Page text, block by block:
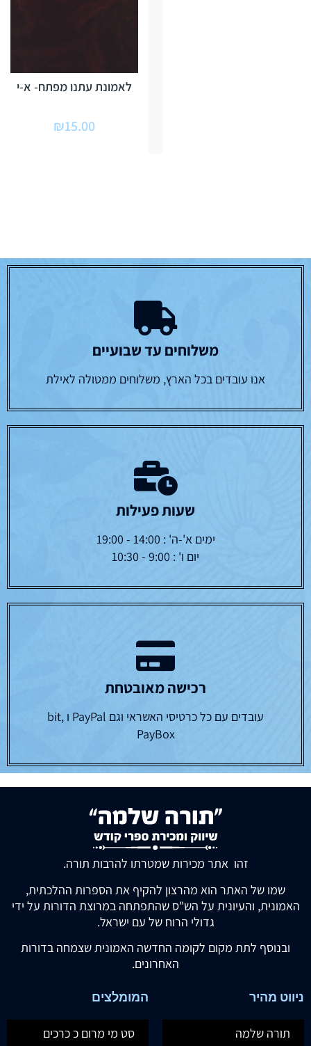
לאמונת עתנו מפתח- א-י
₪15.00
משלוחים עד שבועיים
אנו עובדים בכל הארץ, משלוחים ממטולה לאילת
שעות פעילות
ימים א'-ה' : 14:00 - 19:00
יום ו' : 9:00 - 10:30
רכישה מאובטחת
עובדים עם כל כרטיסי האשראי וגם PayPal ו bit,
PayBox
זהו אתר מכירות שמטרתו להרבות תורה.
שמו של האתר הוא מהרצון להקיף את הספרות ההלכתית,
האמונית, והעיונית על הש"ס שהתפתחה במרוצת הדורות על ידי
גדולי הרוח של עם ישראל.
ובנוסף לתת מקום לקומה החדשה האמונית שצמחה בדורות
האחרונים.
ניווט מהיר
תורה שלמה
המומלצים
סט מי מרום כ כרכים